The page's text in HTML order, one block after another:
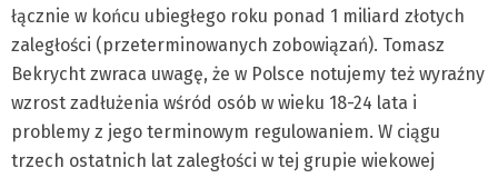
łącznie w końcu ubiegłego roku ponad 1 miliard złotych
zaległości (przeterminowanych zobowiązań). Tomasz
Bekrycht zwraca uwagę, że w Polsce notujemy też wyraźny
wzrost zadłużenia wśród osób w wieku 18-24 lata i
problemy z jego terminowym regulowaniem. W ciągu
trzech ostatnich lat zaległości w tej grupie wiekowej